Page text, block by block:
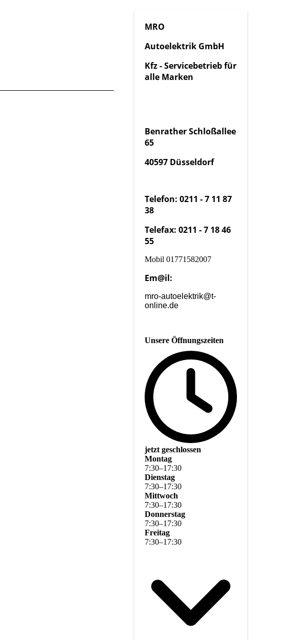
MRO
Autoelektrik GmbH
Kfz - Servicebetrieb für
alle Marken
Benrather Schloßallee
65
40597 Düsseldorf
Telefon: 0211 - 7 11 87
38
Telefax: 0211 - 7 18 46
55
Mobil 01771582007
Em@il:
mro-autoelektrik@t-
online.de
Unsere Öffnungszeiten
jetzt geschlossen
Montag
7:30–17:30
Dienstag
7:30–17:30
Mittwoch
7:30–17:30
Donnerstag
7:30–17:30
Freitag
7:30–17:30